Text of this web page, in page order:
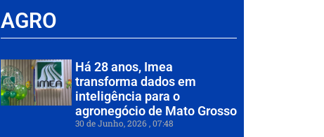
AGRO
Há 28 anos, Imea
transforma dados em
inteligência para o
agronegócio de Mato Grosso
30 de Junho, 2026 07:48